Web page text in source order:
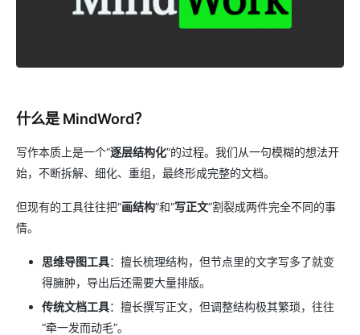
什么是 MindWord？
写作本质上是一个“逐层结构化”的过程。我们从一句模糊的想法开
始，不断拆解、细化、重组，最终形成完整的文档。
但现有的工具往往把“画结构”和“写正文”割裂成两件完全不同的事
情。
思维导图工具：擅长梳理结构，但节点里的文字写多了就变
得臃肿，导出后还需要大量排版。
传统文档工具：擅长撰写正文，但调整结构极其繁琐，往往
“牵一发而动毛”。